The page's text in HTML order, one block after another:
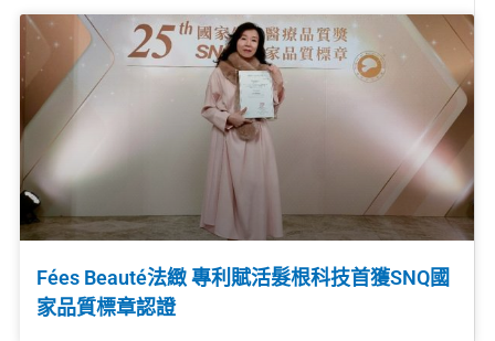
Fées Beauté法緻 專利賦活髮根科技首獲SNQ國
家品質標章認證